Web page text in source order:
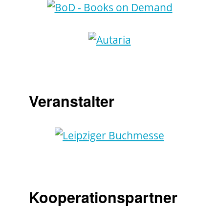
Veranstalter
Kooperationspartner